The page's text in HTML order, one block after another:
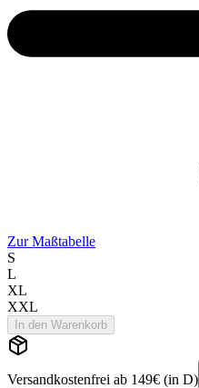
Zur Maßtabelle
S
L
XL
XXL
In den Warenkorb
Versandkostenfrei ab 149€ (in D)